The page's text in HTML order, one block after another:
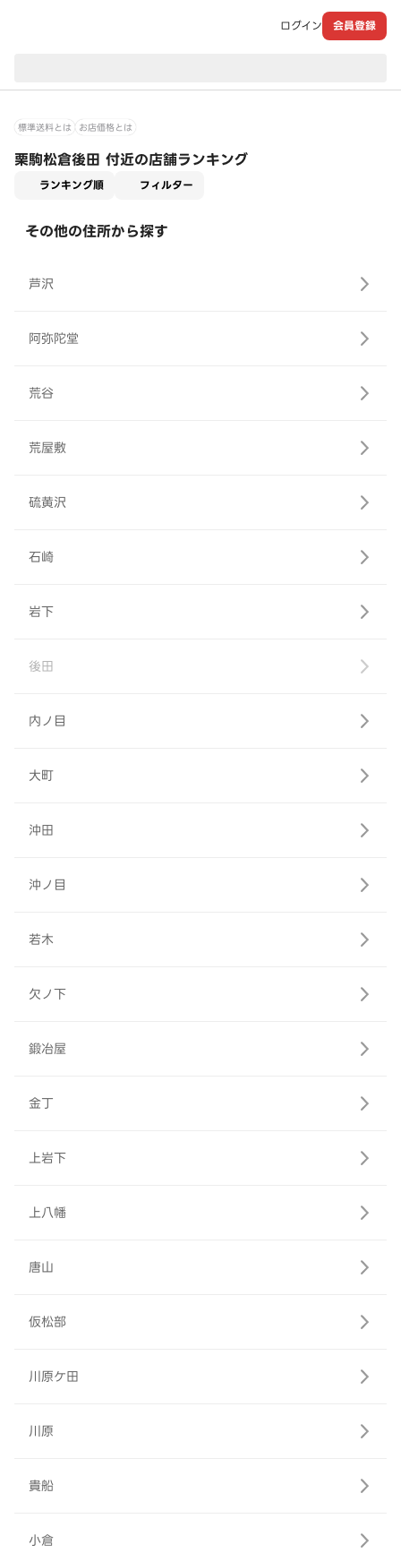
ログイン 会員登録
標準送料とは お店価格とは
栗駒松倉後田 付近の店舗ランキング
ランキング順 フィルター
その他の住所から探す
芦沢
阿弥陀堂
荒谷
荒屋敷
硫黄沢
石崎
岩下
後田
内ノ目
大町
沖田
沖ノ目
若木
欠ノ下
鍛冶屋
金丁
上岩下
上八幡
唐山
仮松部
川原ケ田
川原
貴船
小倉